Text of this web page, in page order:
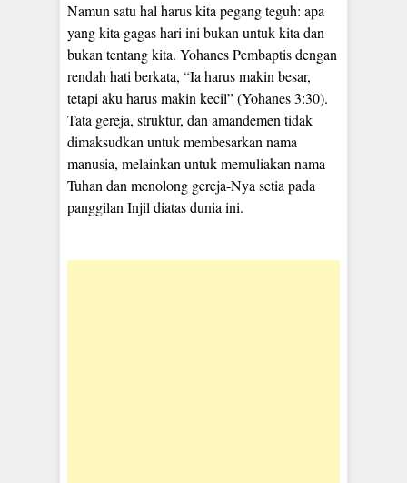
Namun satu hal harus kita pegang teguh: apa
yang kita gagas hari ini bukan untuk kita dan
bukan tentang kita. Yohanes Pembaptis dengan
rendah hati berkata, “Ia harus makin besar,
tetapi aku harus makin kecil” (Yohanes 3:30).
Tata gereja, struktur, dan amandemen tidak
dimaksudkan untuk membesarkan nama
manusia, melainkan untuk memuliakan nama
Tuhan dan menolong gereja-Nya setia pada
panggilan Injil diatas dunia ini.